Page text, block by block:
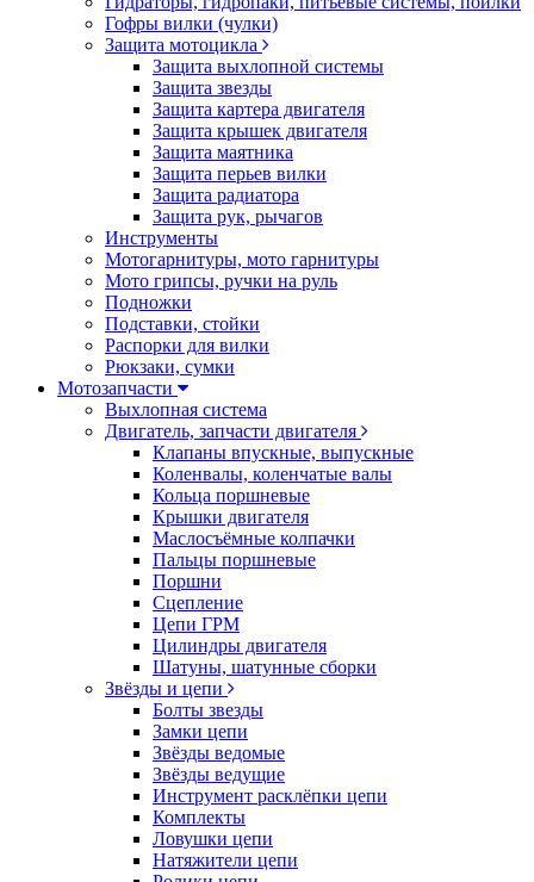
Гофры вилки (чулки)
Защита мотоцикла
Защита выхлопной системы
Защита звезды
Защита картера двигателя
Защита крышек двигателя
Защита маятника
Защита перьев вилки
Защита радиатора
Защита рук, рычагов
Инструменты
Мотогарнитуры, мото гарнитуры
Мото грипсы, ручки на руль
Подножки
Подставки, стойки
Распорки для вилки
Рюкзаки, сумки
Мотозапчасти
Выхлопная система
Двигатель, запчасти двигателя
Клапаны впускные, выпускные
Коленвалы, коленчатые валы
Кольца поршневые
Крышки двигателя
Маслосъёмные колпачки
Пальцы поршневые
Поршни
Сцепление
Цепи ГРМ
Цилиндры двигателя
Шатуны, шатунные сборки
Звёзды и цепи
Болты звезды
Замки цепи
Звёзды ведомые
Звёзды ведущие
Инструмент расклёпки цепи
Комплекты
Ловушки цепи
Натяжители цепи